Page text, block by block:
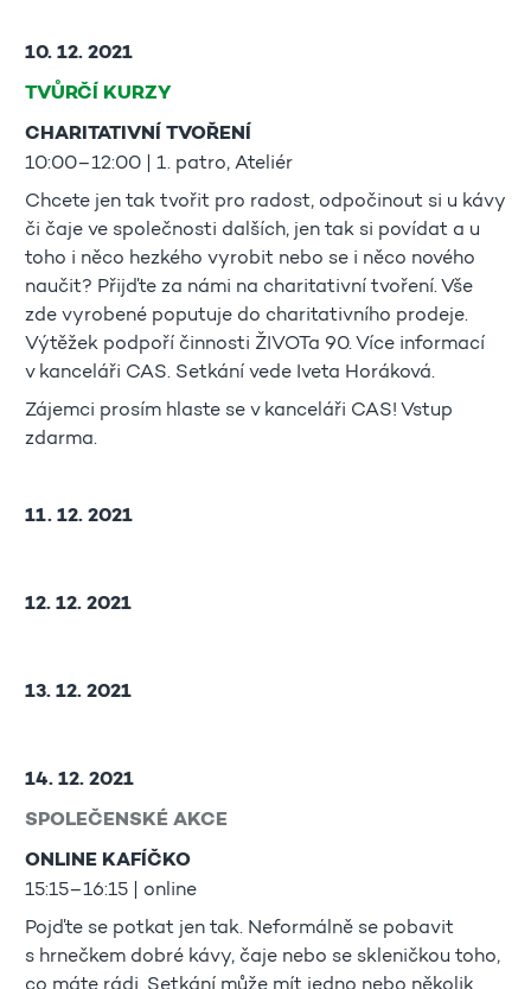
10. 12. 2021
TVŮRČÍ KURZY
CHARITATIVNÍ TVOŘENÍ
10:00–12:00 | 1. patro, Ateliér
Chcete jen tak tvořit pro radost, odpočinout si u kávy
či čaje ve společnosti dalších, jen tak si povídat a u
toho i něco hezkého vyrobit nebo se i něco nového
naučit? Přijďte za námi na charitativní tvoření. Vše
zde vyrobené poputuje do charitativního prodeje.
Výtěžek podpoří činnosti ŽIVOTa 90. Více informací
v kanceláři CAS. Setkání vede Iveta Horáková.
Zájemci prosím hlaste se v kanceláři CAS! Vstup
zdarma.
11. 12. 2021
12. 12. 2021
13. 12. 2021
14. 12. 2021
SPOLEČENSKÉ AKCE
ONLINE KAFÍČKO
15:15–16:15 | online
Pojďte se potkat jen tak. Neformálně se pobavit
s hrnečkem dobré kávy, čaje nebo se skleničkou toho,